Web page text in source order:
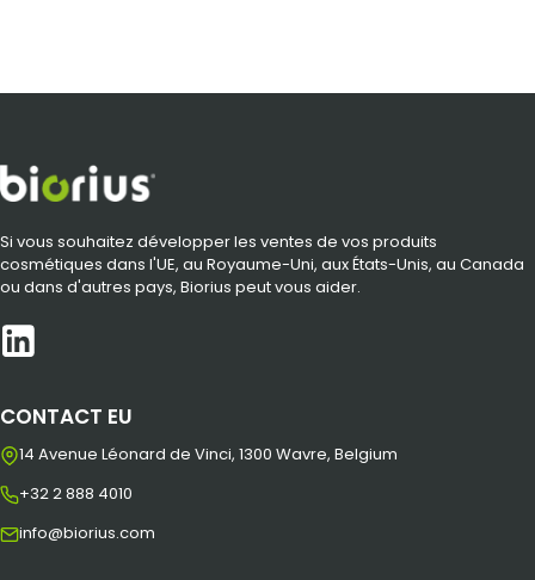
Si vous souhaitez développer les ventes de vos produits
cosmétiques dans l'UE, au Royaume-Uni, aux États-Unis, au Canada
ou dans d'autres pays, Biorius peut vous aider.
CONTACT EU
14 Avenue Léonard de Vinci, 1300 Wavre, Belgium
+32 2 888 4010
info@biorius.com